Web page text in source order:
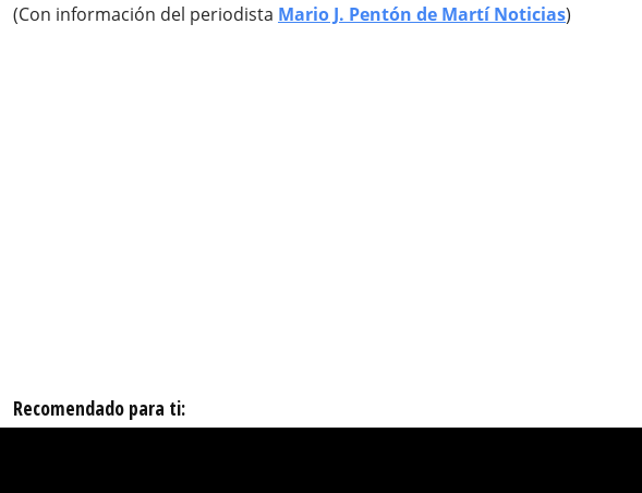
(Con información del periodista Mario J. Pentón de Martí Noticias)
Recomendado para ti: